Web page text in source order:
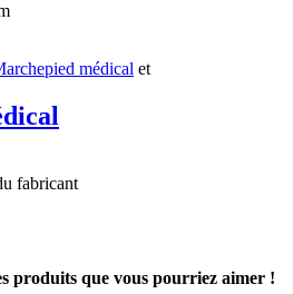
médical et
fabricant
produits que vous pourriez aimer !